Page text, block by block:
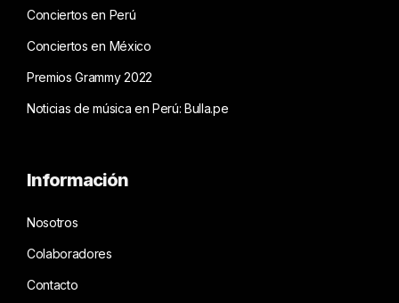
Conciertos en Perú
Conciertos en México
Premios Grammy 2022
Noticias de música en Perú: Bulla.pe
Información
Nosotros
Colaboradores
Contacto